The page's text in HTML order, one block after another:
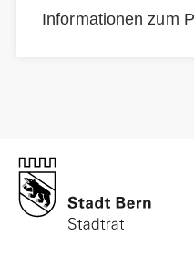
Informationen zum